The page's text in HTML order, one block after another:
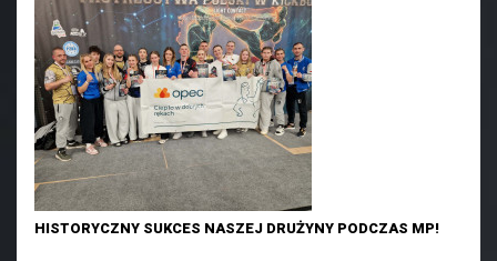
HISTORYCZNY SUKCES NASZEJ DRUŻYNY PODCZAS MP!